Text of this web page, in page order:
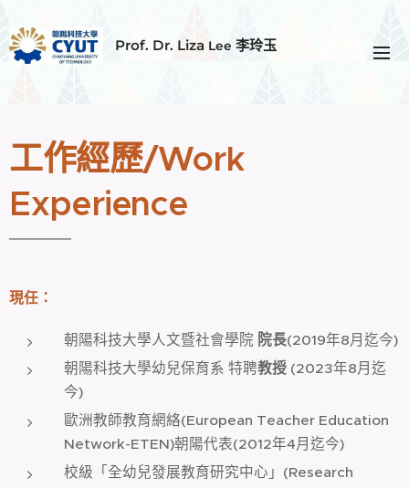
Prof. Dr. Liza Lee 李玲玉
工作經歷/Work
Experience
現任：
朝陽科技大學人文暨社會學院 院長(2019年8月迄今)
朝陽科技大學幼兒保育系 特聘教授 (2023年8月迄
今)
歐洲教師教育網絡(European Teacher Education
Network-ETEN)朝陽代表(2012年4月迄今)
校級「全幼兒發展教育研究中心」(Research